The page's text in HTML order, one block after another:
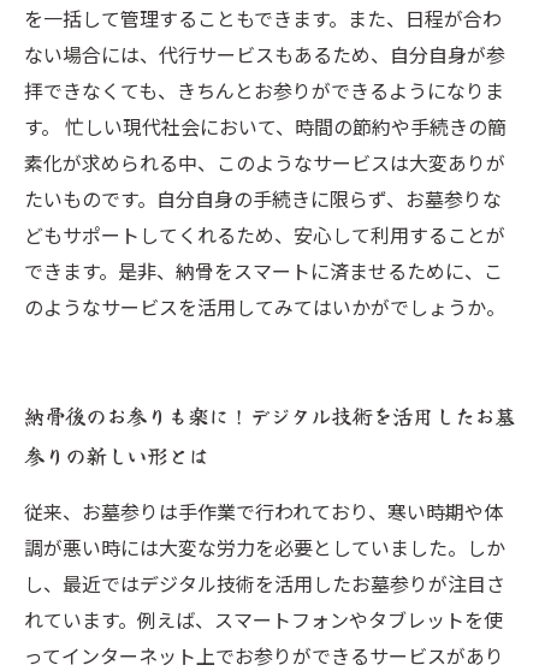
を一括して管理することもできます。また、日程が合わ
ない場合には、代行サービスもあるため、自分自身が参
拝できなくても、きちんとお参りができるようになりま
す。 忙しい現代社会において、時間の節約や手続きの簡
素化が求められる中、このようなサービスは大変ありが
たいものです。自分自身の手続きに限らず、お墓参りな
どもサポートしてくれるため、安心して利用することが
できます。是非、納骨をスマートに済ませるために、こ
のようなサービスを活用してみてはいかがでしょうか。
納骨後のお参りも楽に！デジタル技術を活用したお墓
参りの新しい形とは
従来、お墓参りは手作業で行われており、寒い時期や体
調が悪い時には大変な労力を必要としていました。しか
し、最近ではデジタル技術を活用したお墓参りが注目さ
れています。例えば、スマートフォンやタブレットを使
ってインターネット上でお参りができるサービスがあり